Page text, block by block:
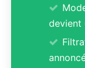
devient